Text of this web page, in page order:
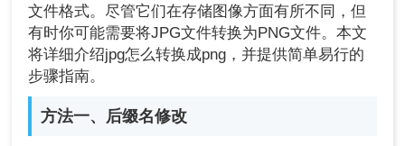
文件格式。尽管它们在存储图像方面有所不同，但
有时你可能需要将JPG文件转换为PNG文件。本文
将详细介绍jpg怎么转换成png，并提供简单易行的
步骤指南。
方法一、后缀名修改